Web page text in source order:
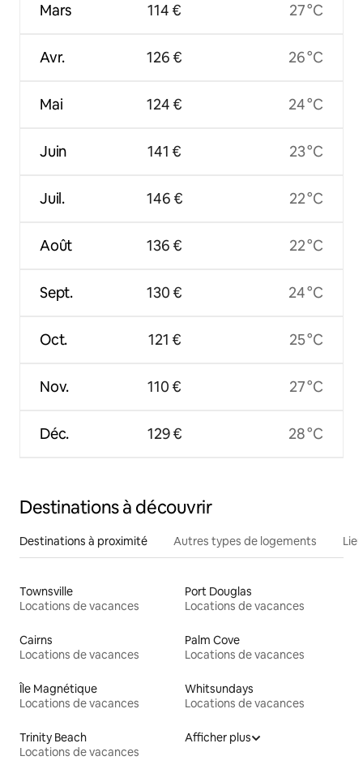
Mars
Avr.
Mai
Juin
Juil.
Août
Sept.
Oct.
Nov.
Déc.
114 €
126 €
124 €
141 €
146 €
136 €
130 €
121 €
110 €
129 €
27 °C
26 °C
24 °C
23 °C
22 °C
22 °C
24 °C
25 °C
27 °C
28 °C
Destinations à découvrir
Destinations à proximité Autres types de logements
Townsville
Locations de vacances
Port Douglas
Locations de vacances
Cairns
Locations de vacances
Palm Cove
Locations de vacances
Île Magnétique
Locations de vacances
Whitsundays
Locations de vacances
Trinity Beach
Locations de vacances
Afficher plus